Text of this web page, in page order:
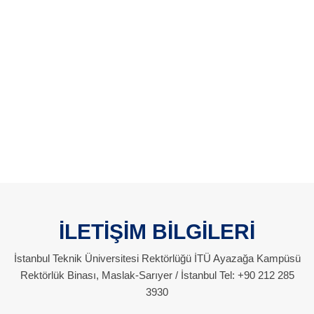
İLETİŞİM BİLGİLERİ
İstanbul Teknik Üniversitesi Rektörlüğü İTÜ Ayazağa Kampüsü
Rektörlük Binası, Maslak-Sarıyer / İstanbul Tel: +90 212 285
3930